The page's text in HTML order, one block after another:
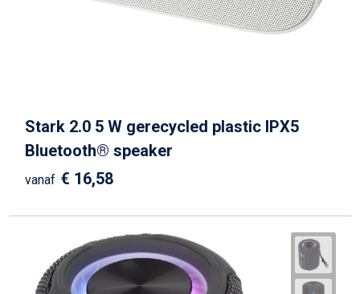
Stark 2.0 5 W gerecycled plastic IPX5
Bluetooth® speaker
vanaf € 16,58